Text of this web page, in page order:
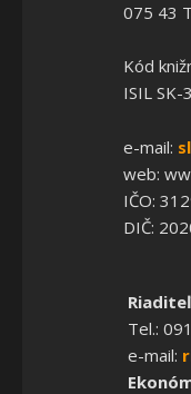
075 43
Kód
ISIL SK-
e-mail:
web:
IČO:
DIČ:
Tel.:
e-mail: